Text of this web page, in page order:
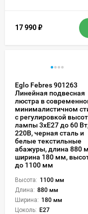
17 990 ₽
Eglo Febres 901263
Линейная подвесная
люстра в
минималистичном
с регулировкой
лампы 3xE27 до 60
220В, черная сталь и
белые текстильные
абажуры, длина 880
ширина 180 мм,
до 1100 мм
Высота: 1100 мм
Длина: 880 мм
Ширина: 180 мм
Цоколь: E27